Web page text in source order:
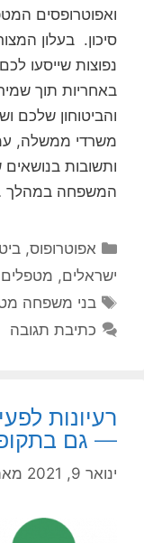
ואפוטרופסים
סיכון. בעלון
נפוצות שייסעו
באחריות תוך
והביטוחון שלכם
משרדי ממשלה,
ותשובות בנושאים
המשפחה במהלך
קטגוריות
אפוטרופוס,
ישראלים, מטפלים
תגיות
בני משפחה
כתיבת תגובה
רעיונות
— גם
ינואר 9, 2021